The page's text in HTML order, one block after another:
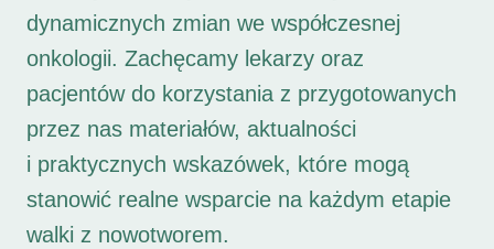
dynamicznych zmian we współczesnej
onkologii. Zachęcamy lekarzy oraz
pacjentów do korzystania z przygotowanych
przez nas materiałów, aktualności
i praktycznych wskazówek, które mogą
stanowić realne wsparcie na każdym etapie
walki z nowotworem.